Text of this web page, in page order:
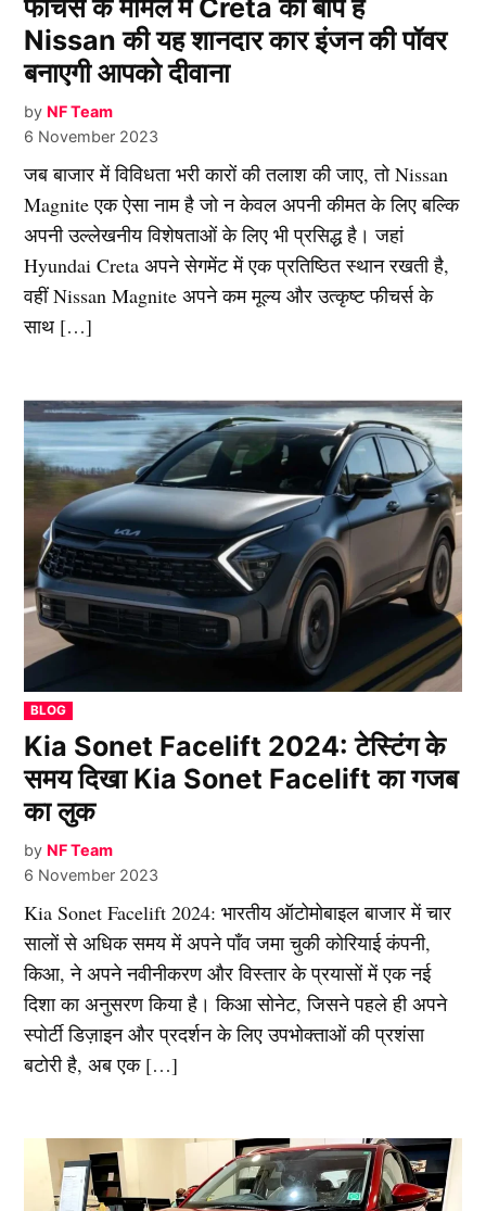
फीचर्स के मामले में Creta की बाप है
Nissan की यह शानदार कार इंजन की पॉवर
बनाएगी आपको दीवाना
by NF Team
6 November 2023
जब बाजार में विविधता भरी कारों की तलाश की जाए, तो Nissan
Magnite एक ऐसा नाम है जो न केवल अपनी कीमत के लिए बल्कि
अपनी उल्लेखनीय विशेषताओं के लिए भी प्रसिद्ध है। जहां
Hyundai Creta अपने सेगमेंट में एक प्रतिष्ठित स्थान रखती है,
वहीं Nissan Magnite अपने कम मूल्य और उत्कृष्ट फीचर्स के
साथ […]
POSTED
IN
BLOG
Kia Sonet Facelift 2024: टेस्टिंग के
समय दिखा Kia Sonet Facelift का गजब
का लुक
by NF Team
6 November 2023
Kia Sonet Facelift 2024: भारतीय ऑटोमोबाइल बाजार में चार
सालों से अधिक समय में अपने पाँव जमा चुकी कोरियाई कंपनी,
किआ, ने अपने नवीनीकरण और विस्तार के प्रयासों में एक नई
दिशा का अनुसरण किया है। किआ सोनेट, जिसने पहले ही अपने
स्पोर्टी डिज़ाइन और प्रदर्शन के लिए उपभोक्ताओं की प्रशंसा
बटोरी है, अब एक […]